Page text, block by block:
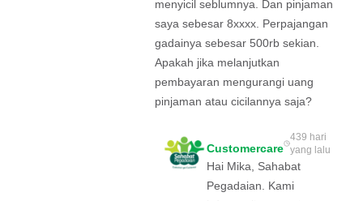
menyicil seblumnya. Dan pinjaman
saya sebesar 8xxxx. Perpajangan
gadainya sebesar 500rb sekian.
Apakah jika melanjutkan
pembayaran mengurangi uang
pinjaman atau cicilannya saja?
Customercare
439 hari
yang lalu
Hai Mika, Sahabat
Pegadaian. Kami